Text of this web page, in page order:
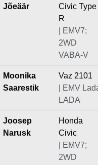
Jõeäär
Civic Type
R
| EMV7;
2WD
VABA-V
Moonika
Saarestik
Vaz 2101
| EMV
LADA
Joosep
Narusk
Honda
Civic
| EMV7;
2WD